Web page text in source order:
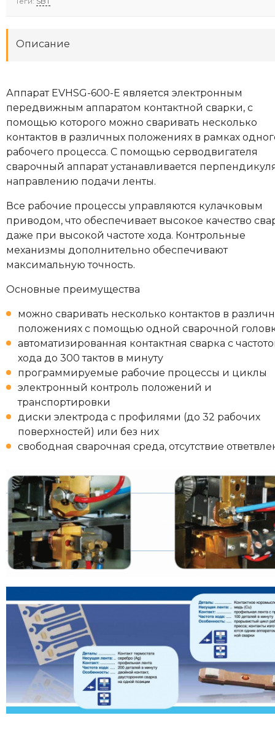
Описание
Аппарат EVHSG-600-E является электронным
передвижным аппаратом контактной сварки, с
помощью которого можно сваривать несколько
контактов в различных положениях в рамках
рабочего процесса. С помощью серводвигателя
сварочный аппарат устанавливается
направлению подачи ленты.
Все рабочие процессы управляются кулачковым
приводом, что обеспечивает высокое качество
даже при высокой частоте хода. Контрольные
механизмы дополнительно обеспечивают
максимальную точность.
Основные преимущества
можно сваривать несколько контактов в
положениях с помощью одной сварочной
автоматизированная контактная сварка с
хода до 300 тактов в минуту
программируемые рабочие процессы и циклы
электронный контроль положений и
транспортировки
диски электрода с профилями (до 32 рабочих
поверхностей) или без них
свободная сварочная среда, отсутствие